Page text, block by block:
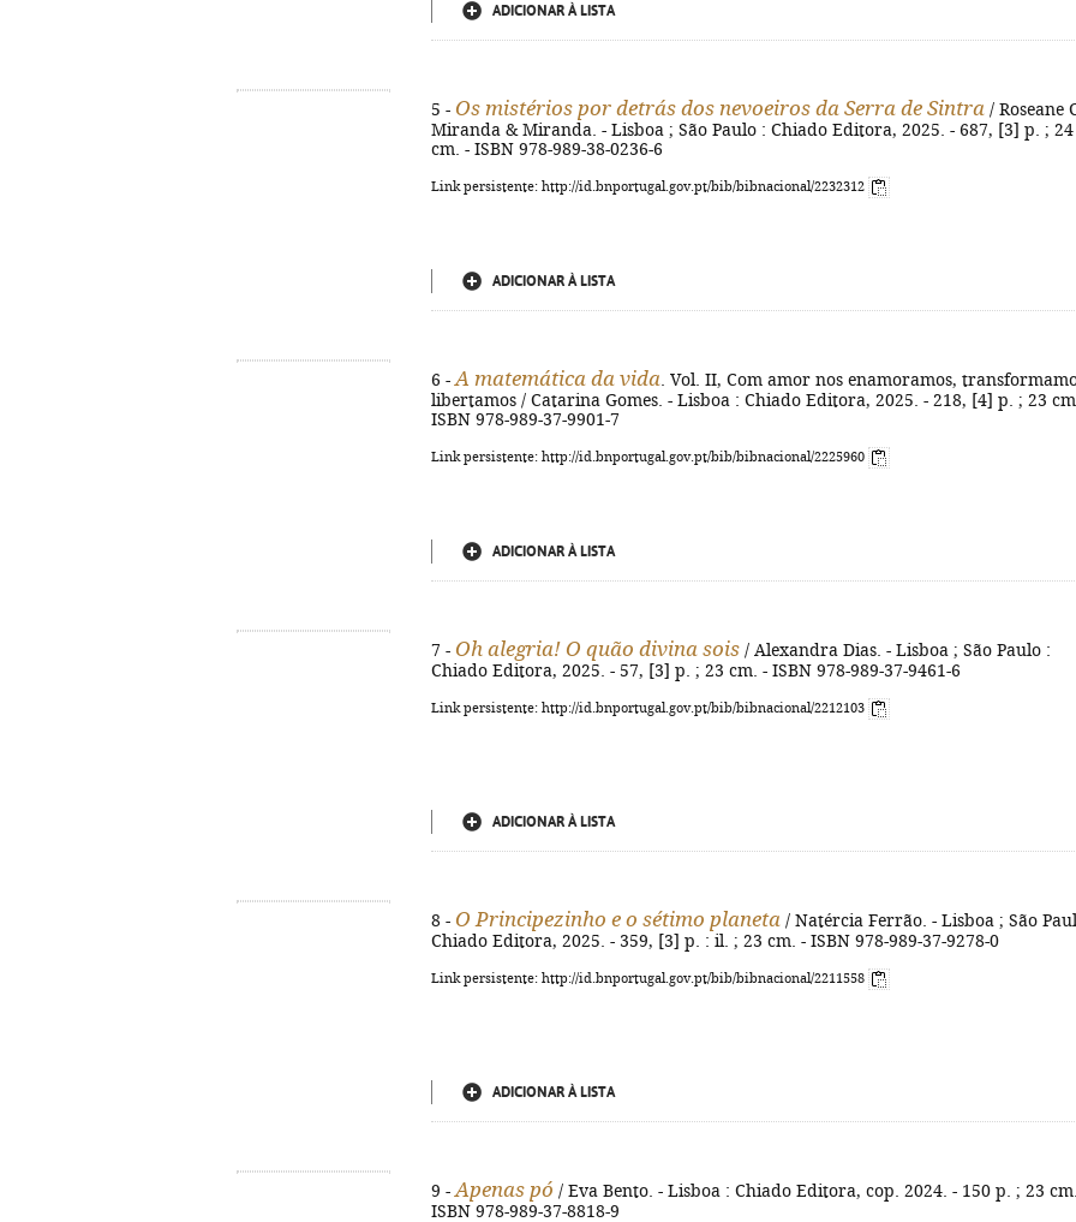
ADICIONAR À LISTA
5 - Os mistérios por detrás dos nevoeiros da Serra de Sintra / Roseane
Miranda & Miranda. - Lisboa ; São Paulo : Chiado Editora, 2025. - 687, [3] p. ; 24
cm. - ISBN 978-989-38-0236-6
Link persistente: http://id.bnportugal.gov.pt/bib/bibnacional/2232312
ADICIONAR À LISTA
6 - A matemática da vida . Vol. II, Com amor nos enamoramos,
libertamos / Catarina Gomes. - Lisboa : Chiado Editora, 2025. - 218, [4] p. ; 23
ISBN 978-989-37-9901-7
Link persistente: http://id.bnportugal.gov.pt/bib/bibnacional/2225960
ADICIONAR À LISTA
7 - Oh alegria! O quão divina sois / Alexandra Dias. - Lisboa ; São Paulo :
Chiado Editora, 2025. - 57, [3] p. ; 23 cm. - ISBN 978-989-37-9461-6
Link persistente: http://id.bnportugal.gov.pt/bib/bibnacional/2212103
ADICIONAR À LISTA
8 - O Principezinho e o sétimo planeta / Natércia Ferrão. - Lisboa ; São
Chiado Editora, 2025. - 359, [3] p. : il. ; 23 cm. - ISBN 978-989-37-9278-0
Link persistente: http://id.bnportugal.gov.pt/bib/bibnacional/2211558
ADICIONAR À LISTA
9 - Apenas pó / Eva Bento. - Lisboa : Chiado Editora, cop. 2024. - 150 p. ; 23
ISBN 978-989-37-8818-9